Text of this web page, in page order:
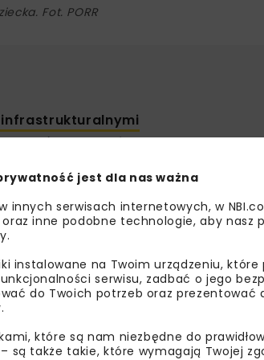
Fot. PORR
w Grupie
inwestycjami
grupyPORRwyniosła 10,004 mld euro, co
nowych zamówień zwiększyła się o
EBIT osiągnął 14,3 mln euro, wobec
jest dla nas ważna
innych serwisach internetowych, w
inne podobne technologie, aby nasz
instalowane na Twoim urządzeniu,
serwisu, zadbać o jego
do Twoich potrzeb oraz prezentować
które są nam niezbędne do
są także takie, które wymagają Twojej